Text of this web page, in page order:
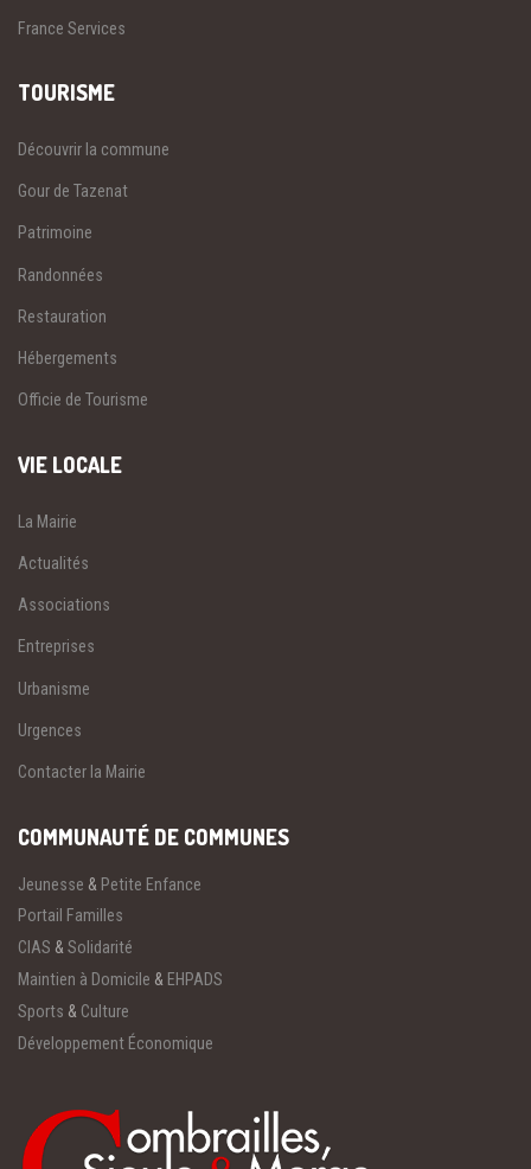
France Services
TOURISME
Découvrir la commune
Gour de Tazenat
Patrimoine
Randonnées
Restauration
Hébergements
Officie de Tourisme
VIE LOCALE
La Mairie
Actualités
Associations
Entreprises
Urbanisme
Urgences
Contacter la Mairie
COMMUNAUTÉ DE COMMUNES
Jeunesse & Petite Enfance
Portail Familles
CIAS &Solidarité
Maintien à Domicile & EHPADS
Sports & Culture
Développement Économique